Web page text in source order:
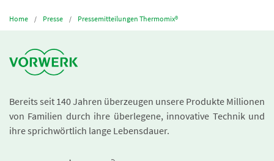
Home Presse Pressemitteilungen Thermomix®
Bereits seit 140 Jahren überzeugen unsere Produkte Millionen
von Familien durch ihre überlegene, innovative Technik und
ihre sprichwörtlich lange Lebensdauer.